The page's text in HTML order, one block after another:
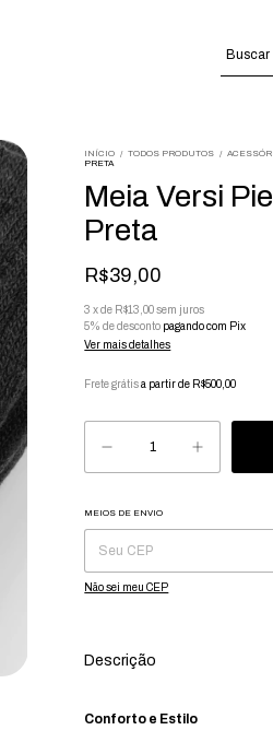
INÍCIO / TODOS PRODUTOS /
PRETA
Meia Versi
Preta
R$39,00
3 xde R$13,00 sem juros
5% de desconto pagando com Pix
Ver mais detalhes
Frete grátis a partir de R$500,00
Entregas para o CEP:
MEIOS DE ENVIO
Não sei meu CEP
Descrição
Conforto e Estilo